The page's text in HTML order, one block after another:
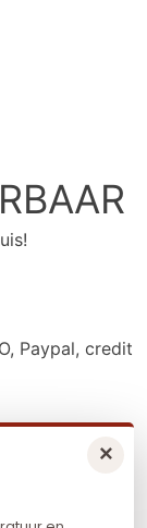
Paypal, credit
ons op.
×